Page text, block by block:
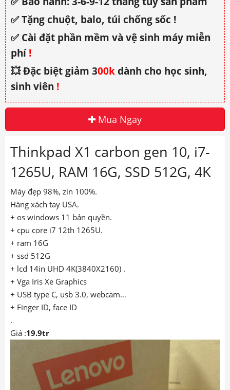
✅ Tặng chuột, balo, túi chống sốc !
✅ Cài đặt phần mềm và vệ sinh máy miễn
phí!
💥 Đặc biệt giảm 300kdành cho học sinh,
sinh viên !
Mua Ngay
Thinkpad X1 carbon gen 10, i7-
1265U, RAM 16G, SSD 512G, 4K
Máy đẹp 98%, zin 100%.
Hàng xách tay USA.
+ os windows 11 bản quyền.
+ cpu core i7 12th 1265U.
+ ram 16G
+ ssd 512G
+ lcd 14in UHD 4K(3840X2160) .
+ Vga Iris Xe Graphics
+ USB type C, usb 3.0, webcam…
+ Finger ID, face ID
.
Giá :19.9tr